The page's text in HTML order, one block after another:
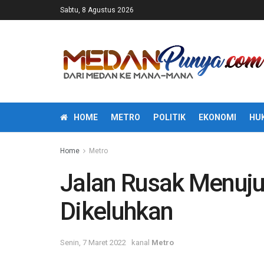
Sabtu, 8 Agustus 2026
HOME METRO POLITIK EKONOMI
Home Metro
Jalan Rusak
Dikeluhkan
Senin, 7 Maret 2022 kanal Metro